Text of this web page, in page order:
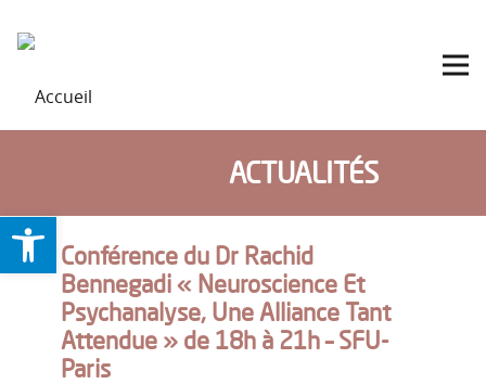
ACTUALITÉS
Conférence du Dr Rachid
Bennegadi « Neuroscience Et
Psychanalyse, Une Alliance Tant
Attendue » de 18h à 21h – SFU-
Paris
Ouvrir la barre d’outils